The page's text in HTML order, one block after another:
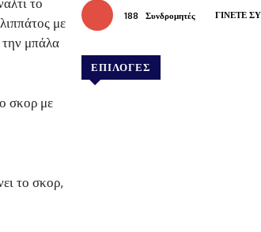
με
την μπάλα
σκορ με
το σκορ,
188 Συνδρομητές ΓΊΝΕΤΕ
ΕΠΙΛΟΓΕΣ